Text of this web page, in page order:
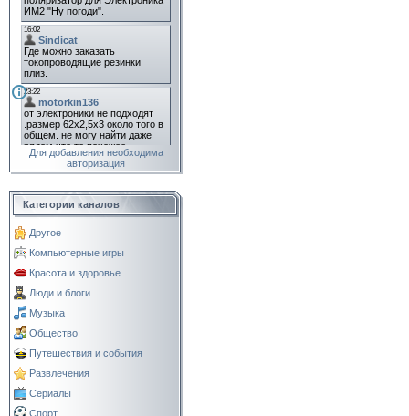
Для добавления необходима
авторизация
Категории каналов
Другое
Компьютерные игры
Красота и здоровье
Люди и блоги
Музыка
Общество
Путешествия и события
Развлечения
Сериалы
Спорт